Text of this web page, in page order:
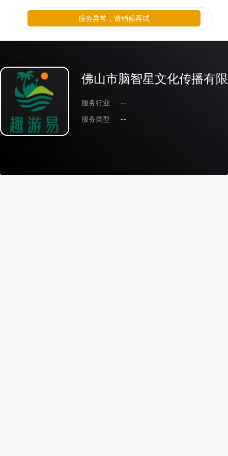
佛山市脑智星文化传播有
服务行业
--
服务类型
--
服务异常，请稍候再试